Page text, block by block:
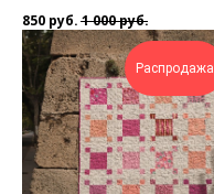
850 руб. 1 000руб.
Распродажа